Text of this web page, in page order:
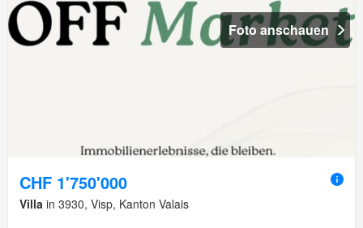
Foto anschauen
CHF 1'750'000
Villa in 3930, Visp, Kanton Valais